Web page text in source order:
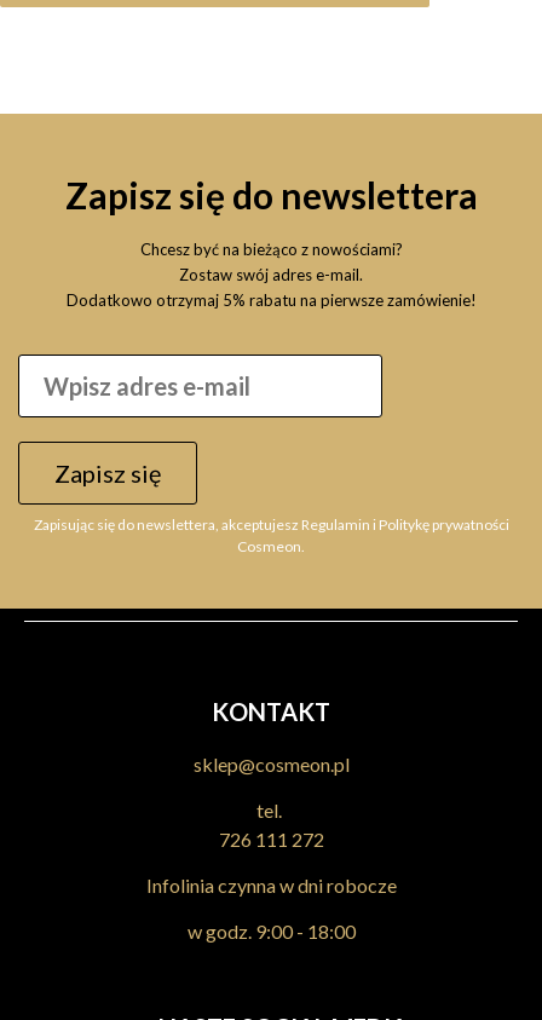
LONDA Londacolor Demi Permanent 6/37 60ml krem
tonujący
Do koszyka
Zapisz się do newslettera
Chcesz być na bieżąco z nowościami?
Zostaw swój adres e-mail.
Dodatkowo otrzymaj 5% rabatu na pierwsze zamówienie!
Zapisz się
Zapisując się do newslettera, akceptujesz Regulamin i Politykę prywatności
Cosmeon.
KONTAKT
sklep@cosmeon.pl
tel.
726 111 272
Infolinia czynna w dni robocze
w godz. 9:00 - 18:00